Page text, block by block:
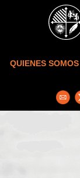
Skip to main content
QUIENES SOMOS